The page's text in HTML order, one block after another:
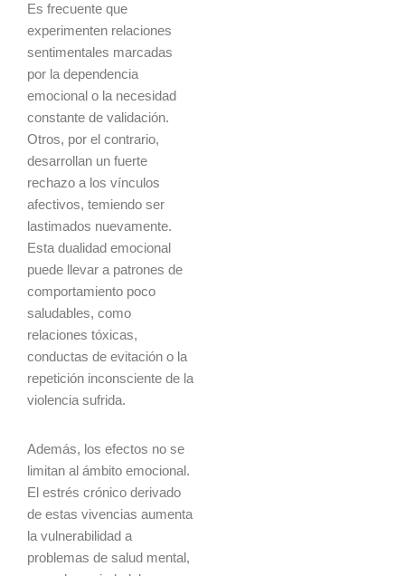
Es frecuente que
experimenten relaciones
sentimentales marcadas
por la dependencia
emocional o la necesidad
constante de validación.
Otros, por el contrario,
desarrollan un fuerte
rechazo a los vínculos
afectivos, temiendo ser
lastimados nuevamente.
Esta dualidad emocional
puede llevar a patrones de
comportamiento poco
saludables, como
relaciones tóxicas,
conductas de evitación o la
repetición inconsciente de la
violencia sufrida.
Además, los efectos no se
limitan al ámbito emocional.
El estrés crónico derivado
de estas vivencias aumenta
la vulnerabilidad a
problemas de salud mental,